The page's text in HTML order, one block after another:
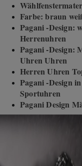
Farbe: braun
Pagani -Design:
Herrenuhren
Pagani -Design:
Uhren Uhren
Herren Uhren
Pagani -Design
Sportuhren
Pagani Design